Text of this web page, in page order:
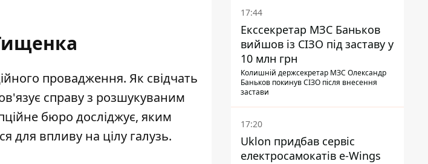
провадження. Як свідчать
справу з розшукуваним
бюро досліджує, яким
для впливу на цілу галузь.
17:44
Екссекретар МЗС Баньков
вийшов із СІЗО під заставу у
10 млн грн
Колишній держсекретар МЗС Олександр
Баньков покинув СІЗО після внесення
застави
17:20
Uklon придбав сервіс
електросамокатів e-Wings